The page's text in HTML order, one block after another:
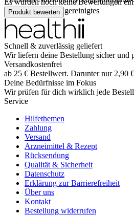
Hilfsstoff Wasser, gereinigtes
Es wurden noch keine Bewertungen
Produkt bewerten
Schnell & zuverlässig geliefert
Wir liefern deine Bestellung sicher und
Versandkostenfrei
ab 25 € Bestellwert. Darunter nur2,90 €
Deine Bedürfnisse im Fokus
Wir prüfen für dich wirklich jede
Service
Hilfethemen
Zahlung
Versand
Arzneimittel & Rezept
Rücksendung
Qualität & Sicherheit
Datenschutz
Erklärung zur Barrierefreiheit
Über uns
Kontakt
Bestellung widerrufen